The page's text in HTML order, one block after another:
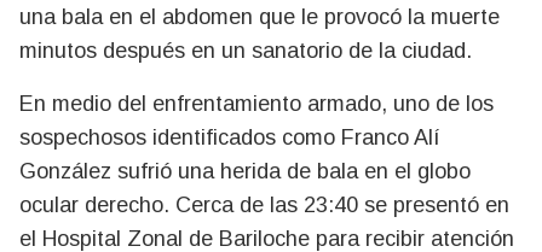
una bala en el abdomen que le provocó la muerte
minutos después en un sanatorio de la ciudad.
En medio del enfrentamiento armado, uno de los
sospechosos identificados como Franco Alí
González sufrió una herida de bala en el globo
ocular derecho. Cerca de las 23:40 se presentó en
el Hospital Zonal de Bariloche para recibir atención